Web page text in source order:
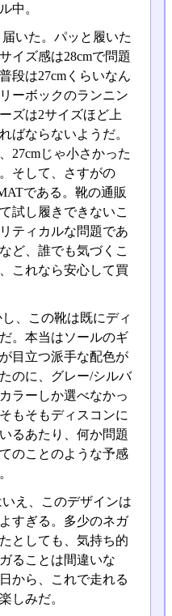
中。
届いた。パッと履いた
イズ感は28cmで問題
段は27cmくらいなん
ーボックのランニン
ズは2サイズほど上
ばならないようだ。
27cmじゃ小さかった
そして、さすがの
である。靴の通販
試し履きできないこ
ティカルな問題であ
ど、誰でも気づくこ
これなら安心して買
し、この靴は既にディ
。本当はソールのギ
目立つ派手な配色が
のに、グレー/シルバ
ラーしか選べなかっ
もそもディスコンに
るあたり、何か問題
のことのような予感
いえ、このデザインは
すぎる。多少のネガ
としても、気持ち的
ることは間違いな
から、これで走れる
しみだ。